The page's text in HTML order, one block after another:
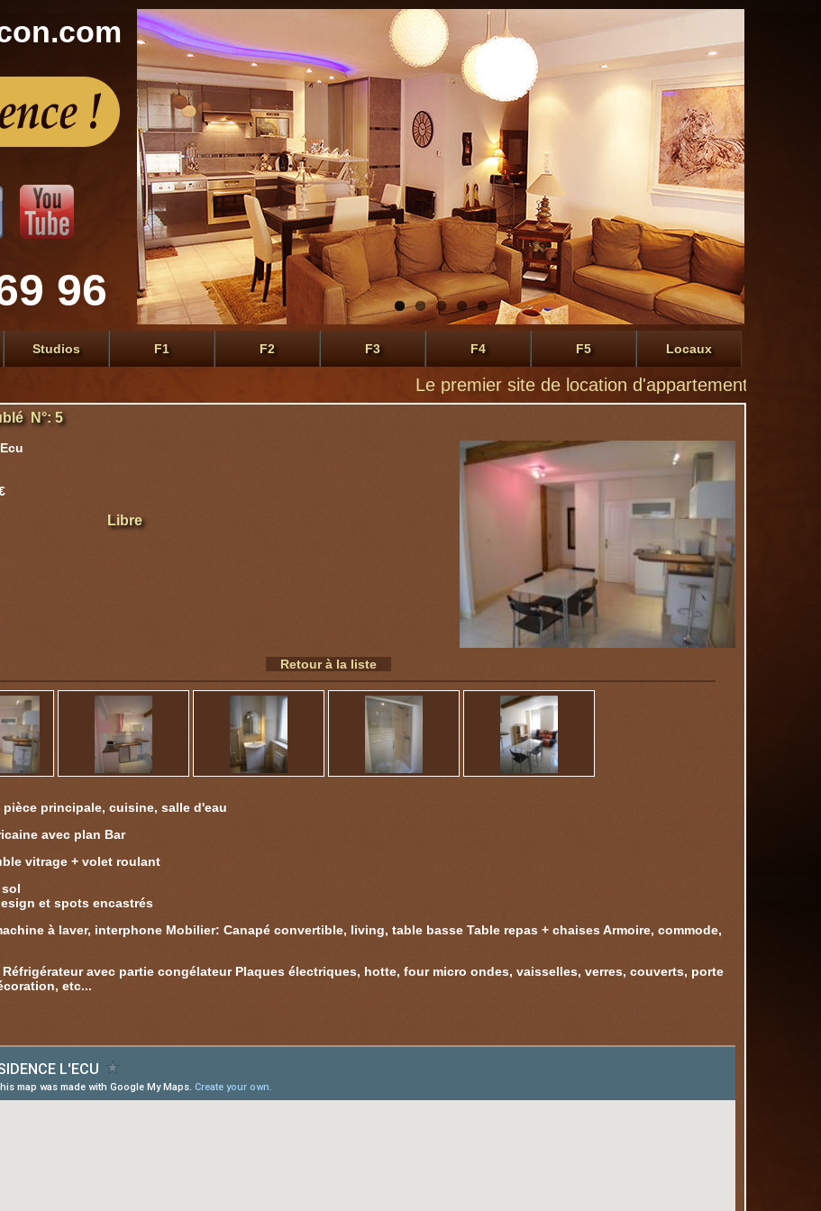
96
Studios F1 F2 F3 F4 F5 Locaux
Le premier site de location d'appartements à Montluçon
N°: 5
Libre
Retour à la liste
principale, cuisine, salle d'eau
avec plan Bar
vitrage + volet roulant
sol
et spots encastrés
à laver, interphone Mobilier: Canapé convertible, living, table basse Table repas + chaises Armoire, commode,
avec partie congélateur Plaques électriques, hotte, four micro ondes, vaisselles, verres, couverts, porte
etc...